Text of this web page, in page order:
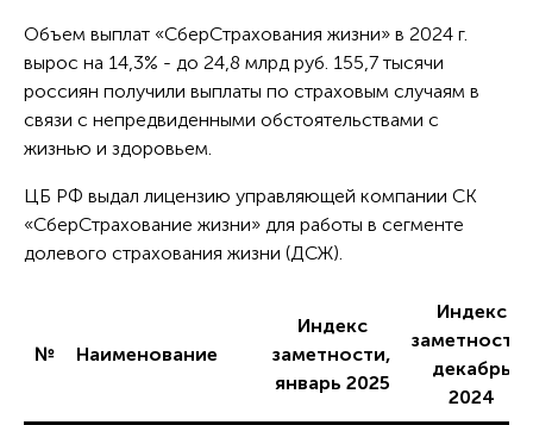
Объем выплат «СберСтрахования жизни» в 2024 г.
вырос на 14,3% - до 24,8 млрд руб. 155,7 тысячи
россиян получили выплаты по страховым случаям в
связи с непредвиденными обстоятельствами с
жизнью и здоровьем.
ЦБ РФ выдал лицензию управляющей компании СК
«СберСтрахование жизни» для работы в сегменте
долевого страхования жизни (ДСЖ).
№ Наименование
Индекс
заметности,
январь 2025
Индекс
заметности,
декабрь
2024